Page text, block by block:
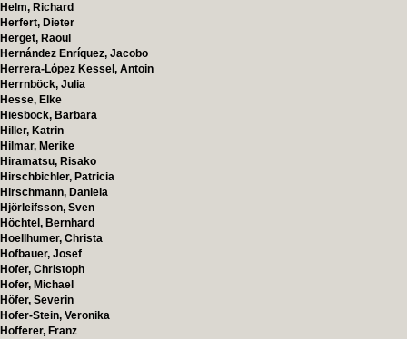
Helm, Richard
Herfert, Dieter
Herget, Raoul
Hernández Enríquez, Jacobo
Herrera-López Kessel, Antoin
Herrnböck, Julia
Hesse, Elke
Hiesböck, Barbara
Hiller, Katrin
Hilmar, Merike
Hiramatsu, Risako
Hirschbichler, Patricia
Hirschmann, Daniela
Hjörleifsson, Sven
Höchtel, Bernhard
Hoellhumer, Christa
Hofbauer, Josef
Hofer, Christoph
Hofer, Michael
Höfer, Severin
Hofer-Stein, Veronika
Hofferer, Franz